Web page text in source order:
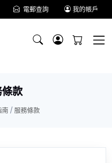
電郵查詢 我的帳戶
款
南 / 服務條款